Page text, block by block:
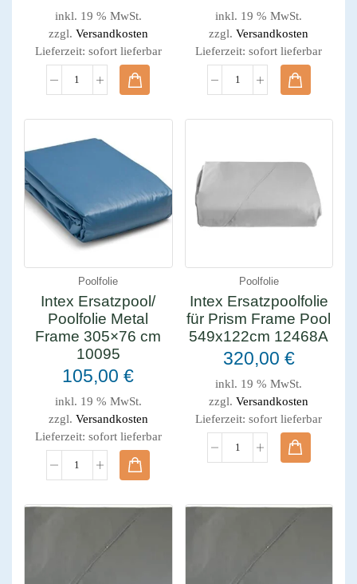
inkl. 19 % MwSt.
zzgl. Versandkosten
Lieferzeit: sofort lieferbar
inkl. 19 % MwSt.
zzgl.Versandkosten
Lieferzeit:sofort lieferbar
Poolfolie
Intex Ersatzpool/
Poolfolie Metal
Frame 305×76 cm
10095
105,00€
inkl. 19 % MwSt.
zzgl. Versandkosten
Lieferzeit: sofort lieferbar
Poolfolie
Intex Ersatzpoolfolie
für Prism Frame Pool
549x122cm 12468A
320,00 €
inkl. 19 % MwSt.
zzgl.Versandkosten
Lieferzeit:sofort lieferbar